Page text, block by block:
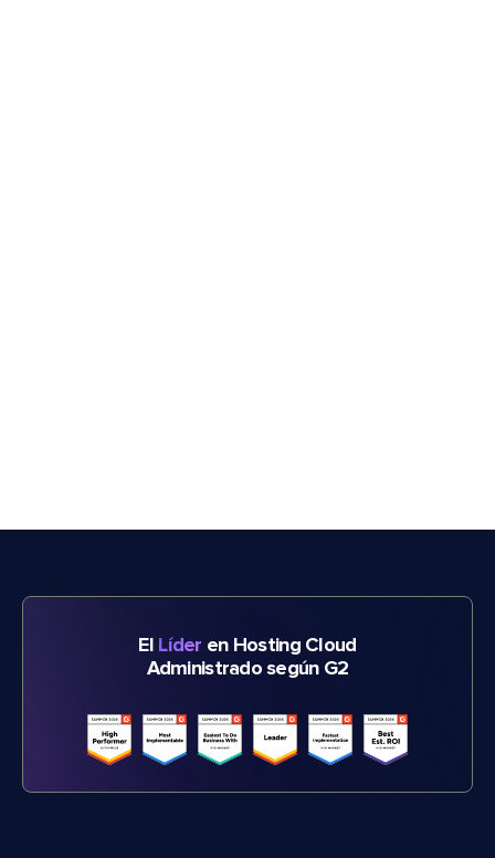
El Líder en Hosting Cloud
Administrado según G2